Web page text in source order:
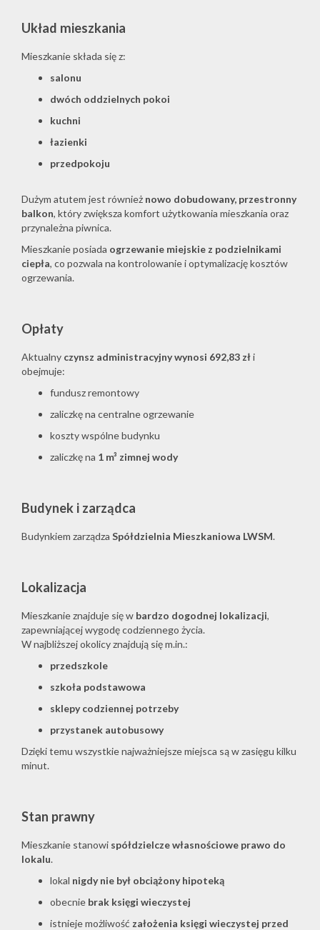
Układ mieszkania
Mieszkanie składa się z:
salonu
dwóch oddzielnych pokoi
kuchni
łazienki
przedpokoju
Dużym atutem jest również nowo dobudowany, przestronny
balkon, który zwiększa komfort użytkowania mieszkania oraz
przynależna piwnica.
Mieszkanie posiada ogrzewanie miejskie z podzielnikami
ciepła, co pozwala na kontrolowanie i optymalizację kosztów
ogrzewania.
Opłaty
Aktualny czynsz administracyjny wynosi 692,83 złi
obejmuje:
fundusz remontowy
zaliczkę na centralne ogrzewanie
koszty wspólne budynku
zaliczkę na 1 m³ zimnej wody
Budynek i zarządca
Budynkiem zarządza Spółdzielnia Mieszkaniowa LWSM.
Lokalizacja
Mieszkanie znajduje się w bardzo dogodnej lokalizacji,
zapewniającej wygodę codziennego życia.
W najbliższej okolicy znajdują się m.in.:
przedszkole
szkoła podstawowa
sklepy codziennej potrzeby
przystanek autobusowy
Dzięki temu wszystkie najważniejsze miejsca są w zasięgu kilku
minut.
Stan prawny
Mieszkanie stanowi spółdzielcze własnościowe prawo do
lokalu.
lokal nigdy nie był obciążony hipoteką
obecnie brak księgi wieczystej
istnieje możliwość założenia księgi wieczystej przed